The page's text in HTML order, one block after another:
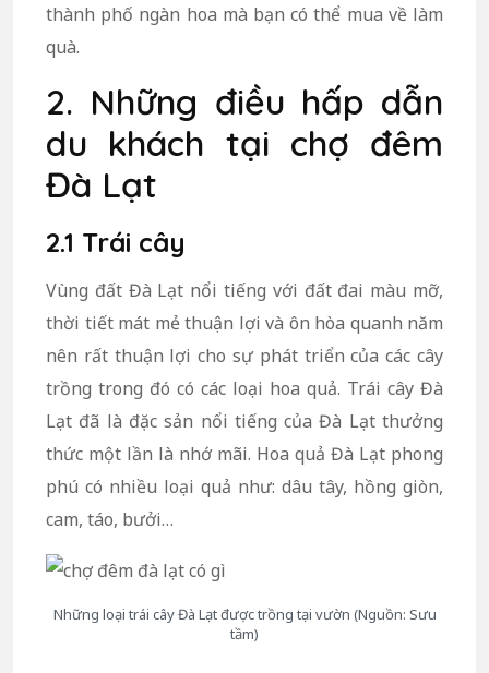
thành phố ngàn hoa mà bạn có thể mua về làm
quà.
2. Những điều hấp dẫn
du khách tại chợ đêm
Đà Lạt
2.1 Trái cây
Vùng đất Đà Lạt nổi tiếng với đất đai màu mỡ,
thời tiết mát mẻ thuận lợi và ôn hòa quanh năm
nên rất thuận lợi cho sự phát triển của các cây
trồng trong đó có các loại hoa quả. Trái cây Đà
Lạt đã là đặc sản nổi tiếng của Đà Lạt thưởng
thức một lần là nhớ mãi. Hoa quả Đà Lạt phong
phú có nhiều loại quả như: dâu tây, hồng giòn,
cam, táo, bưởi…
Những loại trái cây Đà Lạt được trồng tại vườn (Nguồn: Sưu
tầm)